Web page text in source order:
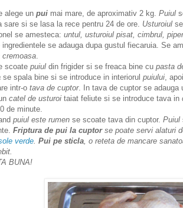
un pui mai mare, de aproximativ 2 kg. Puiul
sare si se lasa la rece pentru 24 de ore. Usturoiul
se amesteca: untul, usturoiul pisat, cimbrul,
ingredientele se adauga dupa gustul fiecaruia. Se
cremoasa
puiul din frigider si se freaca bine cu pasta
se spala bine si se introduce in interiorul puiului ,
intr-o tava de cuptor. In tava de cuptor se adauga
catel de usturoi taiat feliute si se introduce tava in
de minute.
puiul este rumen se scoate tava din cuptor. Puiul
Friptura de pui la cuptor se poate servi alaturi
verde Pui pe sticla , o reteta de mancare
BUNA!